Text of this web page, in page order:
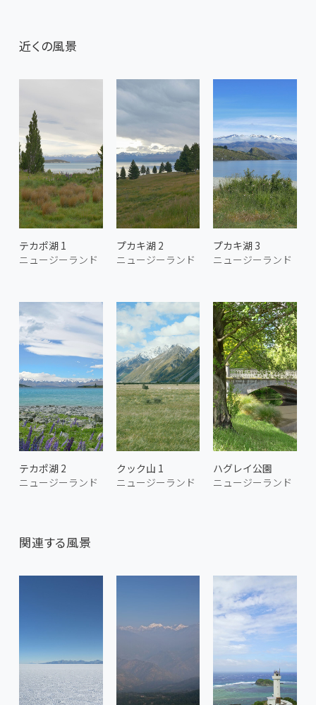
近くの風景
テカポ湖 1
ニュージーランド
プカキ湖 2
ニュージーランド
プカキ湖 3
ニュージーランド
テカポ湖 2
ニュージーランド
クック山 1
ニュージーランド
ハグレイ公園
ニュージーランド
関連する風景